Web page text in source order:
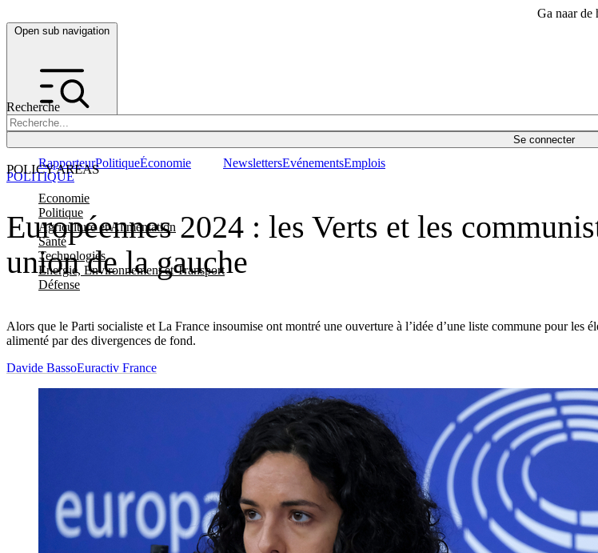
Ga naar de
Open sub navigation
Recherche
Se connecter
POLICY AREAS
Economie
Politique
Agriculture et Alimentation
Santé
Technologies
Energie, Environnement et Transport
Défense
RapporteurPolitiqueÉconomie NewslettersEvénementsEmplois
Européennes 2024 : les Verts et les
union de la gauche
Alors que le Parti socialiste et La France insoumise ont montré une ouverture à l’idée d’une liste commune pour les
alimenté par des divergences de fond.
POLITIQUE
Davide BassoEuractiv France